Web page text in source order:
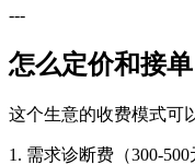
---
怎么定价和接单
这个生意的收费模式可
1. 需求诊断费（300-